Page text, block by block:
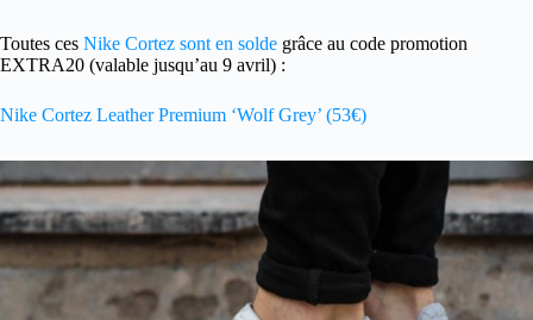
Toutes ces Nike Cortez sont en solde grâce au code promotion
EXTRA20 (valable jusqu’au 9 avril) :
Nike Cortez Leather Premium ‘Wolf Grey’ (53€)